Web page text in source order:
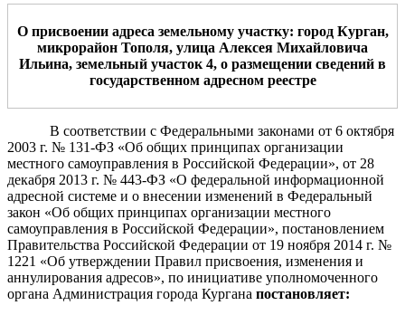
О присвоении адреса земельному участку: город Курган,
микрорайон Тополя, улица Алексея Михайловича
Ильина, земельный участок 4, о размещении сведений в
государственном адресном реестре
В соответствии с Федеральными законами от 6 октября
2003 г. № 131-ФЗ «Об общих принципах организации
местного самоуправления в Российской Федерации», от 28
декабря 2013 г. № 443-ФЗ «О федеральной информационной
адресной системе и о внесении изменений в Федеральный
закон «Об общих принципах организации местного
самоуправления в Российской Федерации», постановлением
Правительства Российской Федерации от 19 ноября 2014 г. №
1221 «Об утверждении Правил присвоения, изменения и
аннулирования адресов», по инициативе уполномоченного
органа Администрация города Кургана постановляет: